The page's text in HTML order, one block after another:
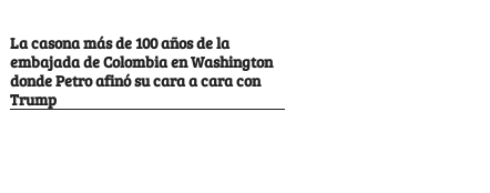
La casona más de 100 años de la
embajada de Colombia en Washington
donde Petro afinó su cara a cara con
Trump